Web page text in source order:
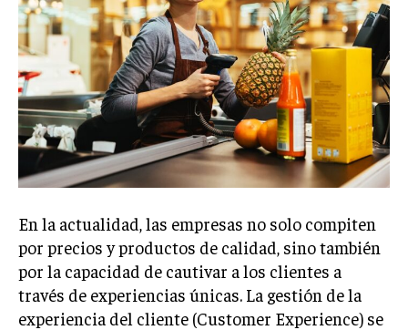
We have a curated list of the most noteworthy news from all
across the globe. With any subscription plan, you get access
to exclusive articlesthat let you stay ahead of the curve.
Your Profile
NEWS LIFESTYLE PUBLIC OPINION
En la actualidad, las empresas no solo compiten
por precios y productos de calidad, sino también
por la capacidad de cautivar a los clientes a
través de experiencias únicas. La gestión de la
experiencia del cliente (Customer Experience) se